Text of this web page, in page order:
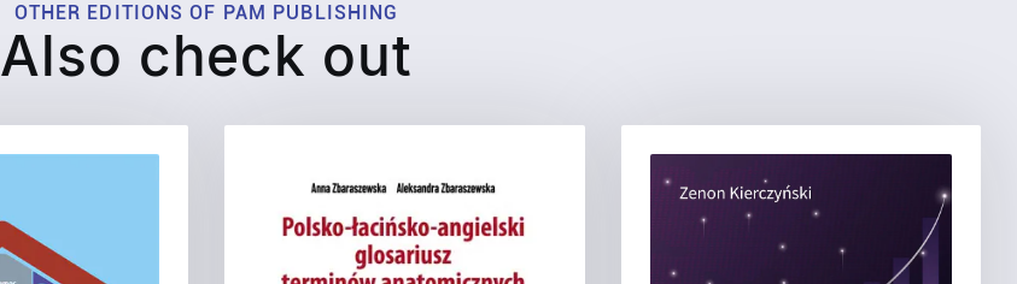
OTHER EDITIONS OF PAM PUBLISHING
Also check out